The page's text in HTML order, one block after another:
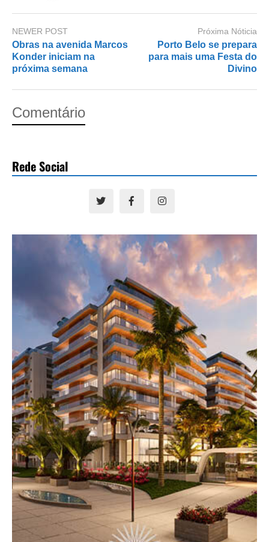
NEWER POST
Obras na avenida Marcos
Konder iniciam na
próxima semana
Próxima Nóticia
Porto Belo se prepara
para mais uma Festa do
Divino
Comentário
Rede Social